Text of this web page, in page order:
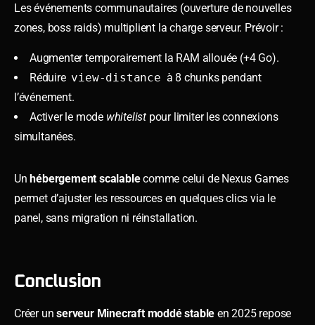
Les événements communautaires (ouverture de nouvelles
zones, boss raids) multiplient la charge serveur. Prévoir :
Augmenter temporairement la RAM allouée (+4 Go).
Réduire view-distance à 8 chunks pendant
l’événement.
Activer le mode whitelist pour limiter les connexions
simultanées.
Unhébergement scalablecomme celui de Nexus Games
permet d’ajuster les ressources en quelques clics via le
panel, sans migration ni réinstallation.
Conclusion
Créer unserveur Minecraft moddé stable en 2025 repose